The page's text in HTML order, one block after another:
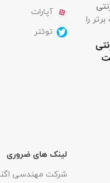
را
آپارات
توئتر
لینک های ضروری
شرکت مهندسی